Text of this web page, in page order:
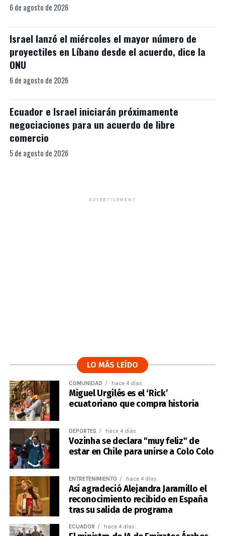
6 de agosto de 2026
Israel lanzó el miércoles el mayor número de
proyectiles en Líbano desde el acuerdo, dice la
ONU
6 de agosto de 2026
Ecuador e Israel iniciarán próximamente
negociaciones para un acuerdo de libre
comercio
5 de agosto de 2026
ADVERTISEMENT
LO MÁS LEÍDO
COMUNIDAD hace 4 días
Miguel Urgilés es el ‘Rick’
ecuatoriano que compra historia
DEPORTES hace 4 días
Vozinha se declara "muy feliz" de
estar en Chile para unirse a Colo Colo
ENTRETENIMIENTO hace 4 días
Así agradeció Alejandra Jaramillo el
reconocimiento recibido en España
tras su salida de programa
ECUADOR hace 4 días